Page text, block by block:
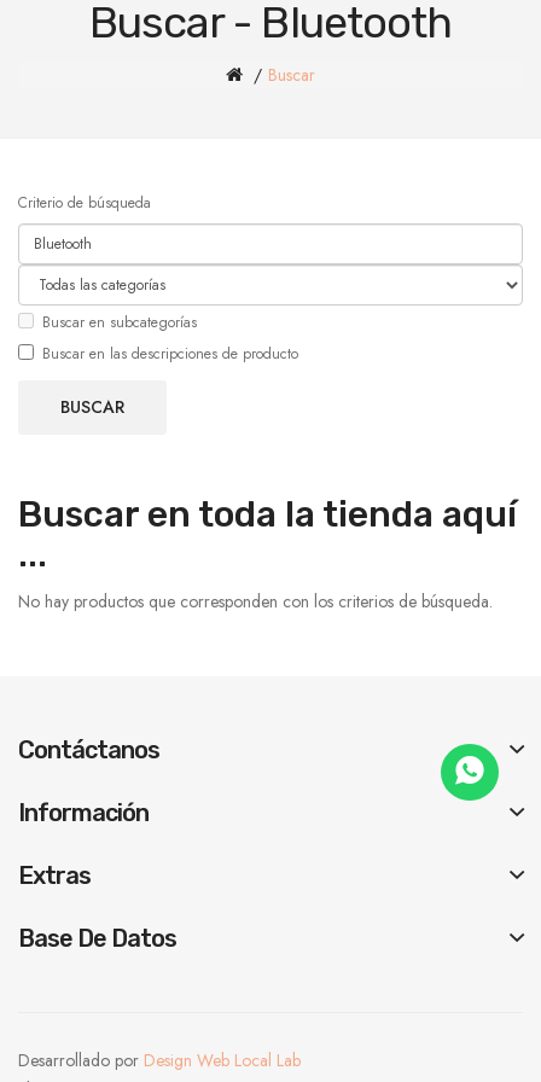
Buscar - Bluetooth
Buscar
Criterio de búsqueda
Buscar en subcategorías
Buscar en las descripciones de producto
Buscar en toda la tienda aquí
...
No hay productos que corresponden con los criterios de búsqueda.
Contáctanos
Información
Extras
Base De Datos
Desarrollado por Design Web Local Lab